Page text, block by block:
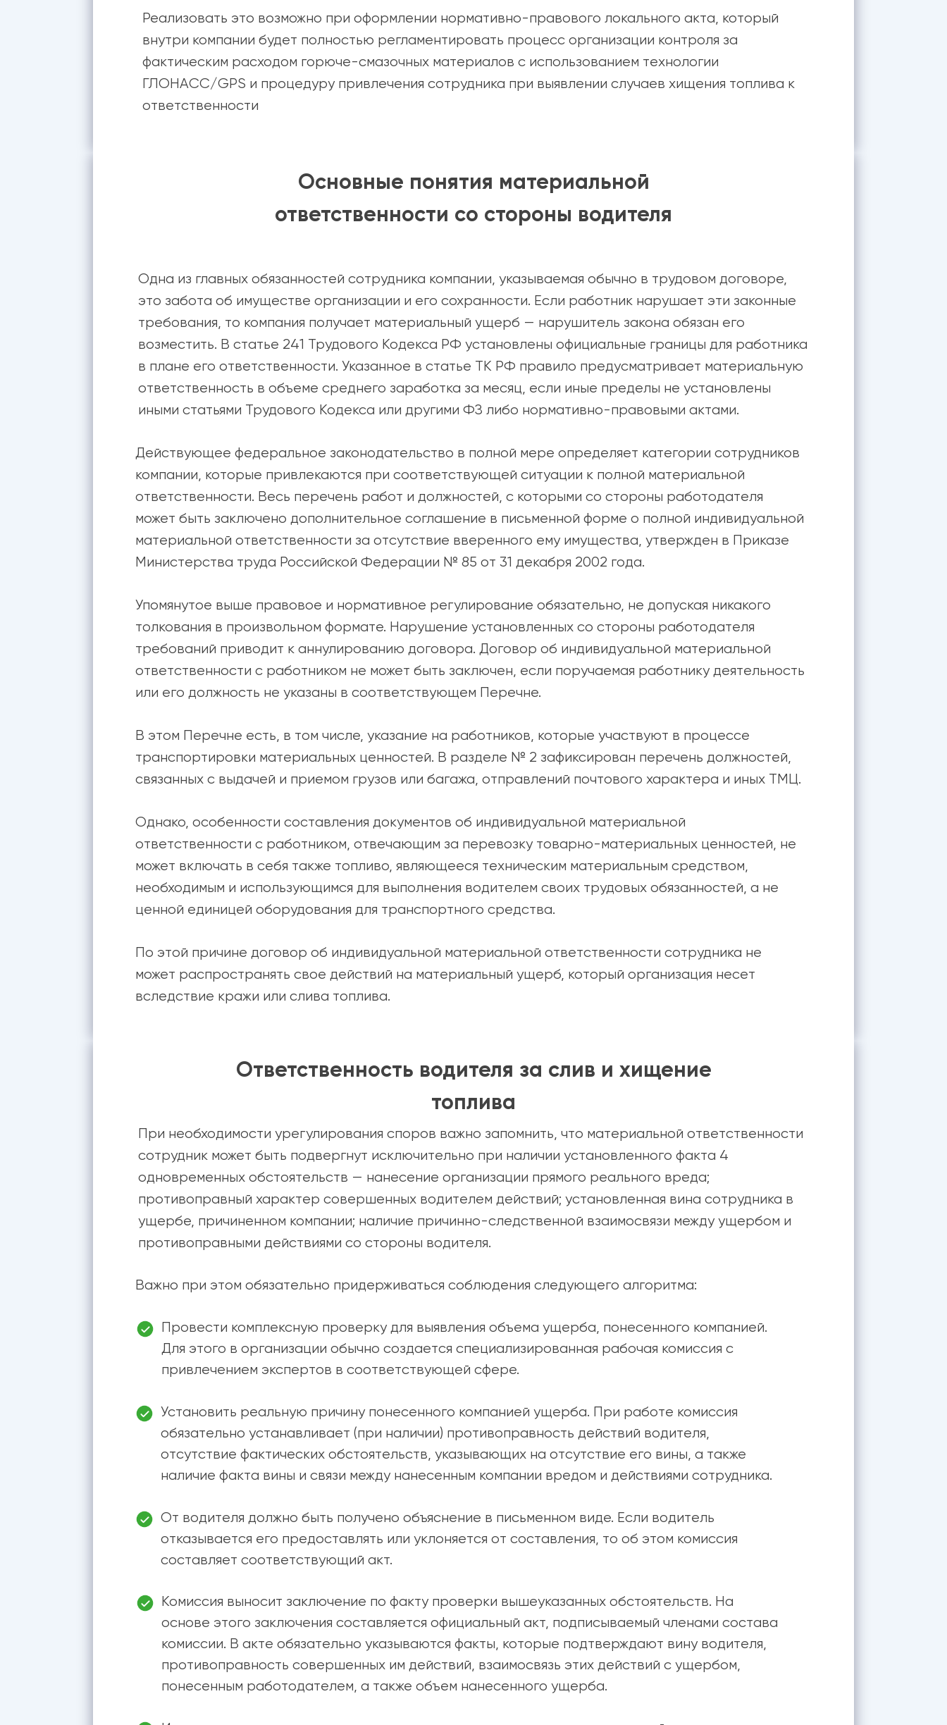
Реализовать это возможно при оформлении нормативно-правового локального акта, который
внутри компании будет полностью регламентировать процесс организации контроля за
фактическим расходом горюче-смазочных материалов с использованием технологии
ГЛОНАСС/GPS и процедуру привлечения сотрудника при выявлении случаев хищения топлива к
ответственности
Основные понятия материальной
ответственности со стороны водителя
Одна из главных обязанностей сотрудника компании, указываемая обычно в трудовом договоре,
это забота об имуществе организации и его сохранности. Если работник нарушает эти законные
требования, то компания получает материальный ущерб — нарушитель закона обязан его
возместить. В статье 241 Трудового Кодекса РФ установлены официальные границы для работника
в плане его ответственности. Указанное в статье ТК РФ правило предусматривает материальную
ответственность в объеме среднего заработка за месяц, если иные пределы не установлены
иными статьями Трудового Кодекса или другими ФЗ либо нормативно-правовыми актами.
Действующее федеральное законодательство в полной мере определяет категории сотрудников
компании, которые привлекаются при соответствующей ситуации к полной материальной
ответственности. Весь перечень работ и должностей, с которыми со стороны работодателя
может быть заключено дополнительное соглашение в письменной форме о полной индивидуальной
материальной ответственности за отсутствие вверенного ему имущества, утвержден в Приказе
Министерства труда Российской Федерации № 85 от 31 декабря 2002 года.
Упомянутое выше правовое и нормативное регулирование обязательно, не допуская никакого
толкования в произвольном формате. Нарушение установленных со стороны работодателя
требований приводит к аннулированию договора. Договор об индивидуальной материальной
ответственности с работником не может быть заключен, если поручаемая работнику деятельность
или его должность не указаны в соответствующем Перечне.
В этом Перечне есть, в том числе, указание на работников, которые участвуют в процессе
транспортировки материальных ценностей. В разделе № 2 зафиксирован перечень должностей,
связанных с выдачей и приемом грузов или багажа, отправлений почтового характера и иных ТМЦ.
Однако, особенности составления документов об индивидуальной материальной
ответственности с работником, отвечающим за перевозку товарно-материальных ценностей, не
может включать в себя также топливо, являющееся техническим материальным средством,
необходимым и использующимся для выполнения водителем своих трудовых обязанностей, а не
ценной единицей оборудования для транспортного средства.
По этой причине договор об индивидуальной материальной ответственности сотрудника не
может распространять свое действий на материальный ущерб, который организация несет
вследствие кражи или слива топлива.
При необходимости урегулирования споров важно запомнить, что материальной ответственности
сотрудник может быть подвергнут исключительно при наличии установленного факта 4
одновременных обстоятельств — нанесение организации прямого реального вреда;
противоправный характер совершенных водителем действий; установленная вина сотрудника в
ущербе, причиненном компании; наличие причинно-следственной взаимосвязи между ущербом и
противоправными действиями со стороны водителя.
Ответственность водителя за слив и хищение
топлива
Важно при этом обязательно придерживаться соблюдения следующего алгоритма:
Провести комплексную проверку для выявления объема ущерба, понесенного компанией.
Для этого в организации обычно создается специализированная рабочая комиссия с
привлечением экспертов в соответствующей сфере.
Установить реальную причину понесенного компанией ущерба. При работе комиссия
обязательно устанавливает (при наличии) противоправность действий водителя,
отсутствие фактических обстоятельств, указывающих на отсутствие его вины, а также
наличие факта вины и связи между нанесенным компании вредом и действиями сотрудника.
Комиссия выносит заключение по факту проверки вышеуказанных обстоятельств. На
основе этого заключения составляется официальный акт, подписываемый членами состава
комиссии. В акте обязательно указываются факты, которые подтверждают вину водителя,
противоправность совершенных им действий, взаимосвязь этих действий с ущербом,
понесенным работодателем, а также объем нанесенного ущерба.
От водителя должно быть получено объяснение в письменном виде. Если водитель
отказывается его предоставлять или уклоняется от составления, то об этом комиссия
составляет соответствующий акт.